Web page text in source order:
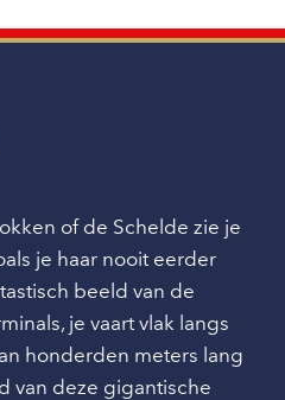
of de Schelde zie je
je haar nooit eerder
beeld van de
je vaart vlak langs
honderden meters lang
van deze gigantische